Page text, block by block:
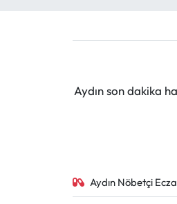
Aydın son dakika
Aydın Nöbetçi